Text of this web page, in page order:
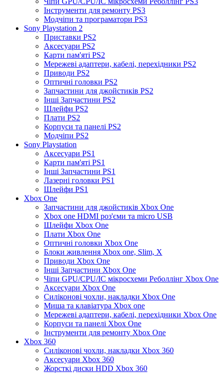
Інструменти для ремонту PS3
Модчіпи та програматори PS3
Sony Playstation 2
Приставки PS2
Аксесуари PS2
Карти пам'яті PS2
Мережеві адаптери, кабелі, перехідники PS2
Приводи PS2
Оптичні головки PS2
Запчастини для джойстиків PS2
Інші Запчастини PS2
Шлейфи PS2
Плати PS2
Корпуси та панелі PS2
Модчіпи PS2
Sony Playstation
Аксесуари PS1
Карти пам'яті PS1
Інші Запчастини PS1
Лазерні головки PS1
Шлейфи PS1
Xbox One
Запчастини для джойстиків Xbox One
Xbox one HDMI роз'єми та micro USB
Шлейфи Xbox One
Плати Xbox One
Оптичні головки Xbox One
Блоки живлення Xbox one, Slim, X
Приводи Xbox One
Інші Запчастини Xbox One
Чіпи GPU/CPU/IC мікросхеми Реболлінг Xbox One
Аксесуари Xbox One
Силіконові чохли, накладки Xbox One
Миша та клавіатура Xbox one
Мережеві адаптери, кабелі, перехідники Xbox One
Корпуси та панелі Xbox One
Інструменти для ремонту Xbox One
Xbox 360
Силіконові чохли, накладки Xbox 360
Аксесуари Xbox 360
Жорсткі диски HDD Xbox 360